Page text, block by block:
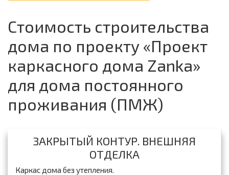
Стоимость строительства
дома по проекту «Проект
каркасного дома Zanka»
для дома постоянного
проживания (ПМЖ)
ЗАКРЫТЫЙ КОНТУР. ВНЕШНЯЯ
ОТДЕЛКА
Каркас дома без утепления.